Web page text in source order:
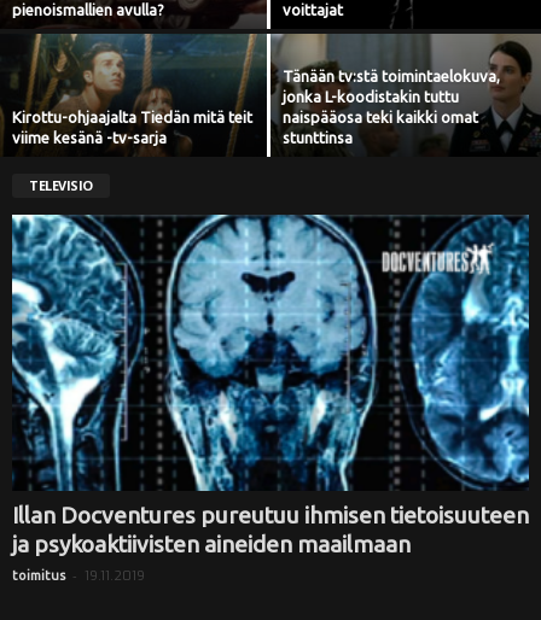
pienoismallien avulla?
voittajat
Kirottu-ohjaajalta Tiedän mitä teit
viime kesänä -tv-sarja
Tänään tv:stä toimintaelokuva,
jonka L-koodistakin tuttu
naispääosa teki kaikki omat
stunttinsa
TELEVISIO
Illan Docventures pureutuu ihmisen tietoisuuteen
ja psykoaktiivisten aineiden maailmaan
toimitus - 19.11.2019